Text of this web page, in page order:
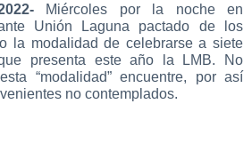
Miércoles por la noche en
Unión Laguna pactado de los
la modalidad de celebrarse a siete
presenta este año la LMB. No
“modalidad” encuentre, por así
no contemplados.